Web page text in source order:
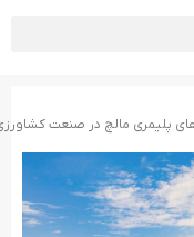
پلیمری مالچ در صنعت